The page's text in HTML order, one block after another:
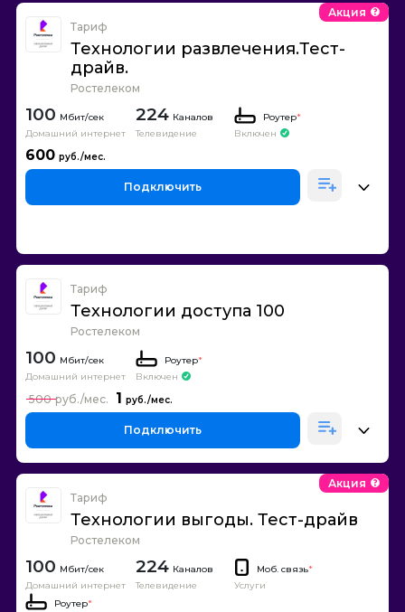
Тариф
Технологии развлечения.Тест-
драйв.
Ростелеком
Акция
100
Домашний интернет
224 Каналов
Телевидение
Роутер*
Включен
600
Подключить
Тариф
Технологии доступа 100
Ростелеком
100
Домашний интернет
Роутер*
Включен
1
500
Подключить
Тариф
Технологии выгоды. Тест-драйв
Ростелеком
Акция
100
Домашний интернет
224 Каналов
Телевидение
Моб. связь*
Услуги
Роутер*